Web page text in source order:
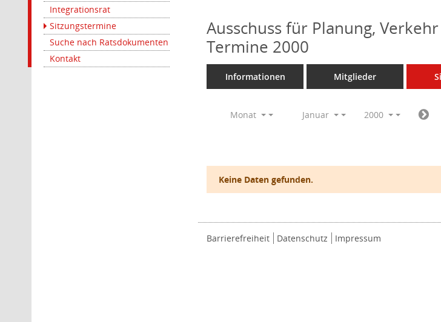
Integrationsrat
Sitzungstermine
Suche nach Ratsdokumenten
Kontakt
Ausschuss für Planung,
Termine 2000
Informationen Mitglieder
Monat Januar 2000
Keine Daten gefunden.
Barrierefreiheit Datenschutz Impressum